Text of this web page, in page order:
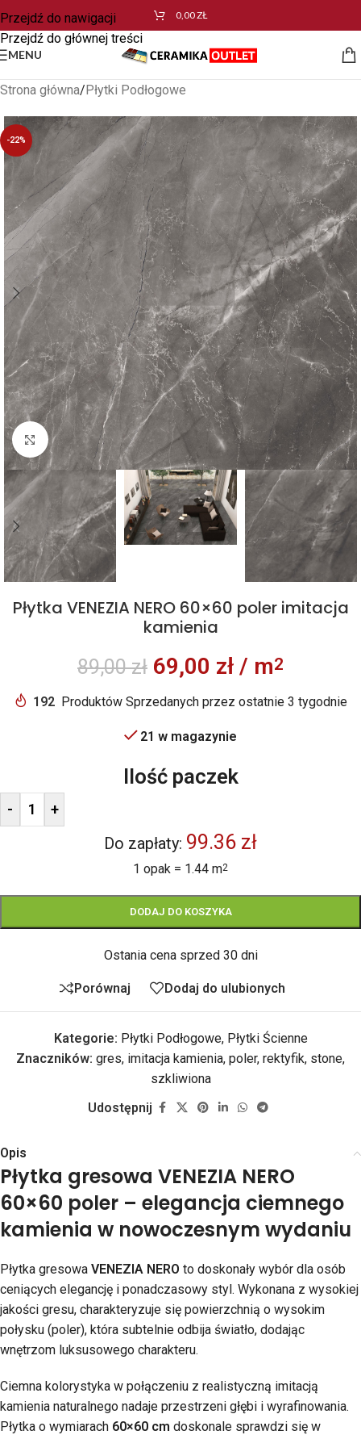
Przejdź do nawigacji
Przejdź do głównej treści
0,00ZŁ
MENU
Strona główna/Płytki Podłogowe
-22%
Kliknij aby powiększyć
Płytka VENEZIA NERO 60×60 poler imitacja
kamienia
89,00zł 69,00 zł / m2
192 Produktów Sprzedanych przez ostatnie 3 tygodnie
21 w magazynie
Ilość paczek
- +
Do zapłaty: 99.36 zł
1 opak = 1.44 m2
DODAJ DO KOSZYKA
Ostania cena sprzed 30 dni
Porównaj Dodaj do ulubionych
Kategorie: Płytki Podłogowe, Płytki Ścienne
Znaczników: gres, imitacja kamienia, poler, rektyfik, stone,
szkliwiona
Udostępnij
Opis
Płytka gresowa VENEZIA NERO
60×60 poler – elegancja ciemnego
kamienia w nowoczesnym wydaniu
Płytka gresowa VENEZIA NERO to doskonały wybór dla osób
ceniących elegancję i ponadczasowy styl. Wykonana z wysokiej
jakości gresu, charakteryzuje się powierzchnią o wysokim
połysku (poler), która subtelnie odbija światło, dodając
wnętrzom luksusowego charakteru.
Ciemna kolorystyka w połączeniu z realistyczną imitacją
kamienia naturalnego nadaje przestrzeni głębi i wyrafinowania.
Płytka o wymiarach 60×60 cm doskonale sprawdzi się w